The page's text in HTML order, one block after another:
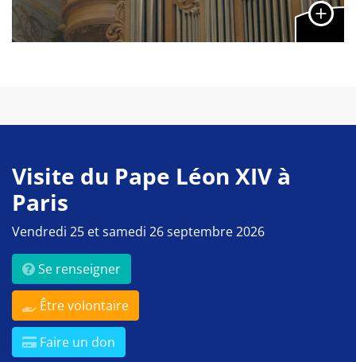
Visite du Pape Léon XIV à
Paris
Vendredi 25 et samedi 26 septembre 2026
Se renseigner
Être volontaire
Faire un don